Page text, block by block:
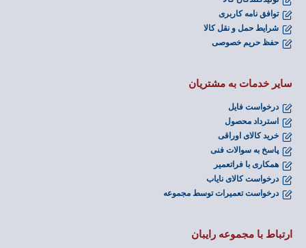
توافق نامه کاربری
شرایط حمل و نقل کالا
حفظ حریم خصوصی
سایر خدمات به مشتریان
درخواست فایل
استرداد محصول
خرید کالای اوراقی
پاسخ به سوالات فنی
همکاری با فراتعمیر
درخواست کالای نایاب
درخواست تعمیرات توسط مجموعه
ارتباط با مجموعه رایبان